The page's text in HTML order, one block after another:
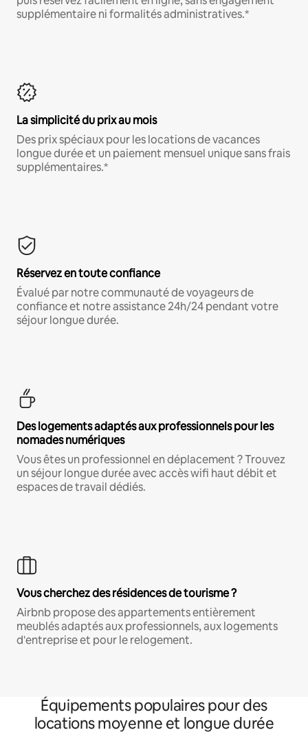
supplémentaire ni formalités administratives.*
La simplicité du prix au mois
Des prix spéciaux pour les locations de vacances
longue durée et un paiement mensuel unique sans frais
supplémentaires.*
Réservez en toute confiance
Évalué par notre communauté de voyageurs de
confiance et notre assistance 24h/24 pendant votre
séjour longue durée.
Des logements adaptés aux professionnels pour les
nomades numériques
Vous êtes un professionnel en déplacement ? Trouvez
un séjour longue durée avec accès wifi haut débit et
espaces de travail dédiés.
Vous cherchez des résidences de tourisme ?
Airbnb propose des appartements entièrement
meublés adaptés aux professionnels, aux logements
d'entreprise et pour le relogement.
Équipements populaires pour des
locations moyenne et longue durée